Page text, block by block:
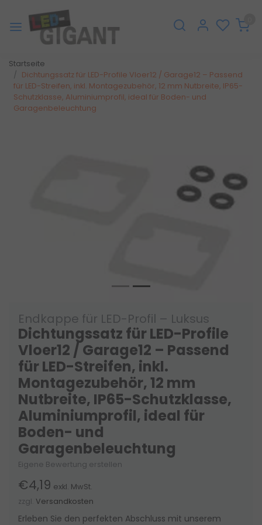
Startseite
Dichtungssatz für LED-Profile Vloer12 / Garage12 – Passend
für LED-Streifen, inkl. Montagezubehör, 12 mm Nutbreite, IP65-
Schutzklasse, Aluminiumprofil, ideal für Boden- und
Garagenbeleuchtung
Endkappe für LED-Profil – Luksus
Dichtungssatz für LED-Profile
Vloer12 / Garage12 – Passend
für LED-Streifen, inkl.
Montagezubehör, 12 mm
Nutbreite, IP65-Schutzklasse,
Aluminiumprofil, ideal für
Boden- und
Garagenbeleuchtung
Eigene Bewertung erstellen
€4,19 exkl. MwSt.
zzgl. Versandkosten
Erleben Sie den perfekten Abschluss mit unserem